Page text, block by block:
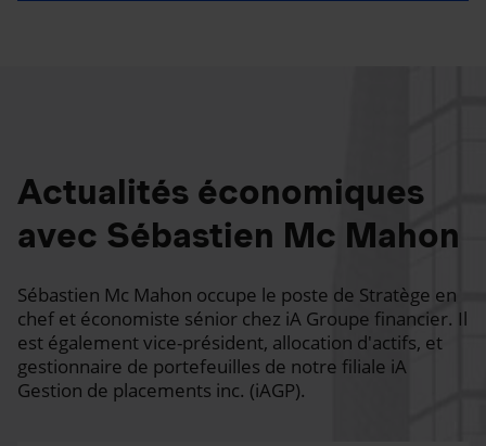
Actualités économiques
avec Sébastien Mc Mahon
Sébastien Mc Mahon occupe le poste de Stratège en
chef et économiste sénior chez iA Groupe financier. Il
est également vice-président, allocation d'actifs, et
gestionnaire de portefeuilles de notre filiale iA
Gestion de placements inc. (iAGP).